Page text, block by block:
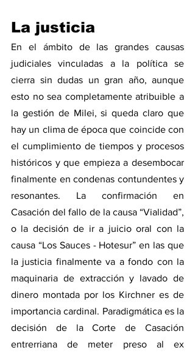
La justicia
En el ámbito de las grandes causas
judiciales vinculadas a la política se
cierra sin dudas un gran año, aunque
esto no sea completamente atribuible a
la gestión de Milei, si queda claro que
hay un clima de época que coincide con
el cumplimiento de tiempos y procesos
históricos y que empieza a desembocar
finalmente en condenas contundentes y
resonantes. La confirmación en
Casación del fallo de la causa “Vialidad”,
o la decisión de ir a juicio oral con la
causa “Los Sauces - Hotesur” en las que
la justicia finalmente va a fondo con la
maquinaria de extracción y lavado de
dinero montada por los Kirchner es de
importancia cardinal. Paradigmática es la
decisión de la Corte de Casación
entrerriana de meter preso al ex